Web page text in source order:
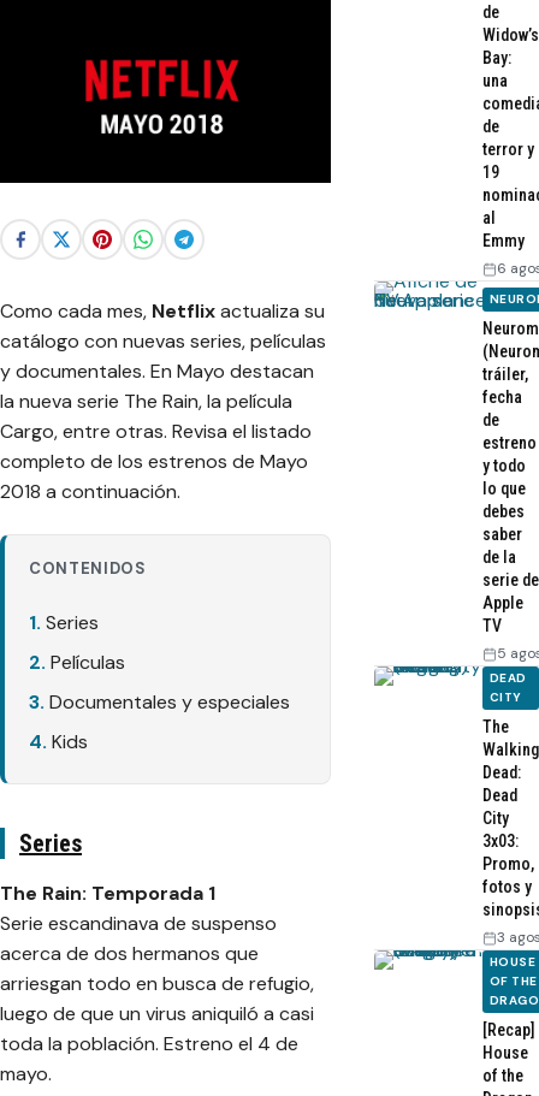
Como cada mes, Netflixactualiza su
catálogo con nuevas series, películas
y documentales. En Mayo destacan
la nueva serie The Rain, la película
Cargo, entre otras. Revisa el listado
completo de los estrenos de Mayo
2018 a continuación.
CONTENIDOS
Series
Películas
Documentales y especiales
Kids
Series
The Rain: Temporada 1
Serie escandinava de suspenso
acerca de dos hermanos que
arriesgan todo en busca de refugio,
luego de que un virus aniquiló a casi
toda la población. Estreno el 4 de
mayo.
de
Widow’s
Bay:
una
de
terror y
19
al
Emmy
6
tráiler,
fecha
de
estreno
y todo
lo que
debes
saber
de la
serie de
Apple
TV
5
DEAD
CITY
The
Walking
Dead:
Dead
City
3x03:
Promo,
fotos y
3
HOUSE
OF THE
[Recap]
House
of the